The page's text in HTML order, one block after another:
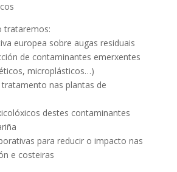
trataremos:
europea sobre augas residuais
de contaminantes emerxentes
microplásticos…)
nas plantas de
destes contaminantes
para reducir o impacto nas
e costeiras